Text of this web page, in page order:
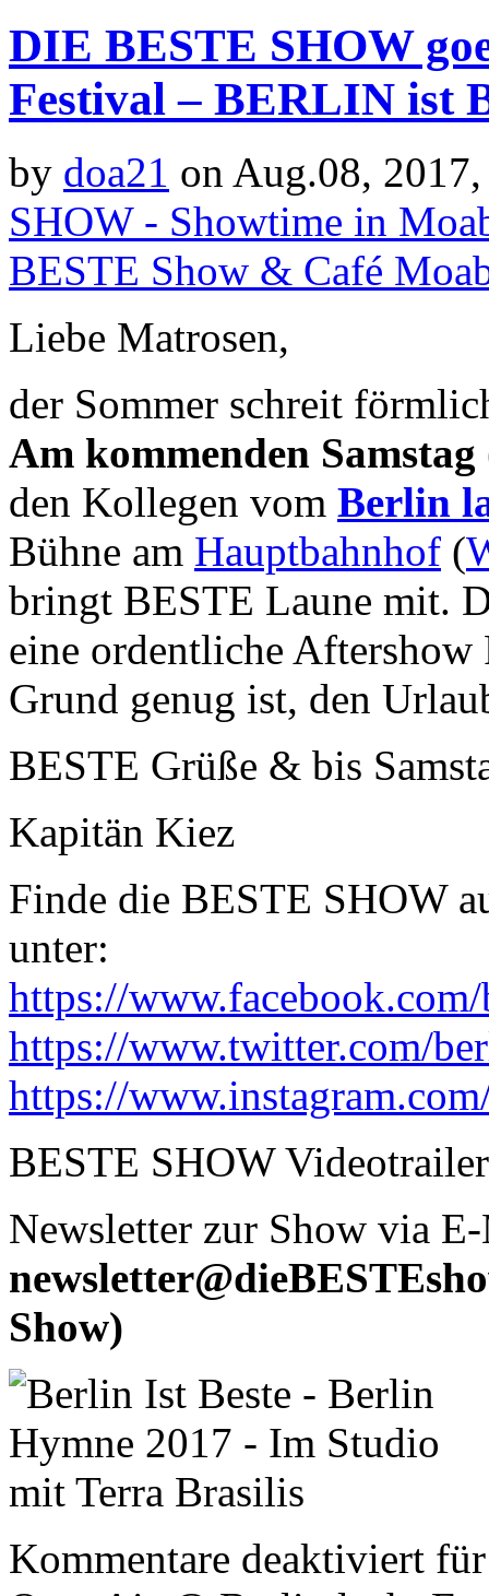
DIE BESTE SHOW
Festival – BERLIN ist
by doa21 on Aug.08,
SHOW - Showtime in
BESTE Show & Café
Liebe Matrosen,
der Sommer schreit
Am kommenden Samstag
den Kollegen vom Berlin
Bühne am Hauptbahnhof (
bringt BESTE Laune mit.
eine ordentliche Aftershow
Grund genug ist, den
BESTE Grüße & bis
Kapitän Kiez
Finde die BESTE SHOW
unter:
https://
https://www.twitter.com/
https://
BESTE SHOW
Newsletter zur Show via
Show)
Kommentare deaktiviert